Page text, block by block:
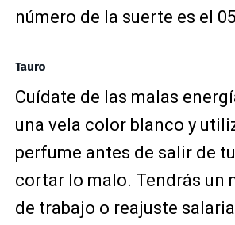
número de la suerte es el
Tauro
Cuídate de las malas
una vela color blanco y
perfume antes de salir de
cortar lo malo. Tendrás un
de trabajo o reajuste